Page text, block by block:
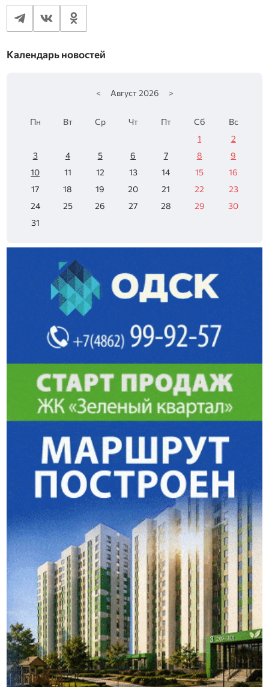
Календарь новостей
< Август 2026 >
Пн Вт Ср Чт Пт Сб
Вс
1
2
3
4 5 6 7 8
9
10
11 12 13 14 15
16
17
18 19 20 21 22
23
24
25 26 27 28 29
30
31